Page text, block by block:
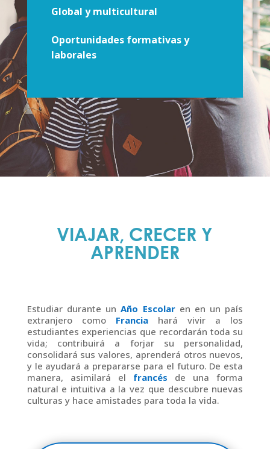
Global y multicultural
Oportunidades formativas y
laborales
VIAJAR, CRECER Y
APRENDER
Estudiar durante unAño Escolaren en un país
extranjero como Franciahará vivir a los
estudiantes experiencias que recordarán toda su
vida; contribuirá a forjar su personalidad,
consolidará sus valores, aprenderá otros nuevos,
y le ayudará a prepararse para el futuro. De esta
manera, asimilará el francés
de una forma
natural e intuitiva a la vez que descubre nuevas
culturas y hace amistades para toda la vida.